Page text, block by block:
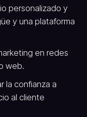
personalizado y
y una plataforma
en redes
web.
la confianza a
al cliente